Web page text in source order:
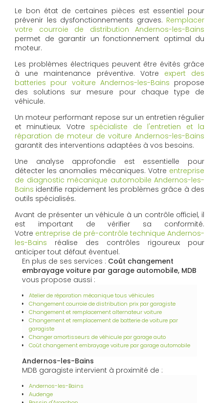
Le bon état de certaines pièces est essentiel pour
prévenir les dysfonctionnements graves. Remplacer
votre courroie de distribution Andernos-les-Bains
permet de garantir un fonctionnement optimal du
moteur.
Les problèmes électriques peuvent être évités grâce
à une maintenance préventive. Votre expert des
batteries pour voiture Andernos-les-Bains propose
des solutions sur mesure pour chaque type de
véhicule.
Un moteur performant repose sur un entretien régulier
et minutieux. Votre spécialiste de l'entretien et la
réparation de moteur de voiture Andernos-les-Bains
garantit des interventions adaptées à vos besoins.
Une analyse approfondie est essentielle pour
détecter les anomalies mécaniques. Votre entreprise
de diagnostic mécanique automobile Andernos-les-
Bains identifie rapidement les problèmes grâce à des
outils spécialisés.
Avant de présenter un véhicule à un contrôle officiel, il
est important de vérifier sa conformité.
Votre entreprise de pré-contrôle technique Andernos-
les-Bains réalise des contrôles rigoureux pour
anticiper tout défaut éventuel.
En plus de ses services : Coût changement
embrayage voiture par garage automobile, MDB
vous propose aussi :
Atelier de réparation mécanique tous véhicules
Changement courroie de distribution prix par garagiste
Changement et remplacement alternateur voiture
Changement et remplacement de batterie de voiture par
garagiste
Changer amortisseurs de véhicule par garage auto
Coût changement embrayage voiture par garage automobile
Andernos-les-Bains
MDB garagiste intervient à proximité de :
Andernos-les-Bains
Audenge